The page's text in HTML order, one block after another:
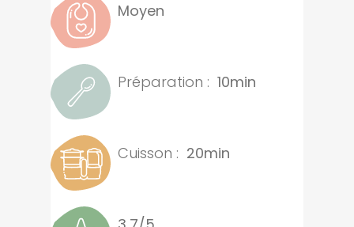
Moyen
Préparation : 10min
Cuisson : 20min